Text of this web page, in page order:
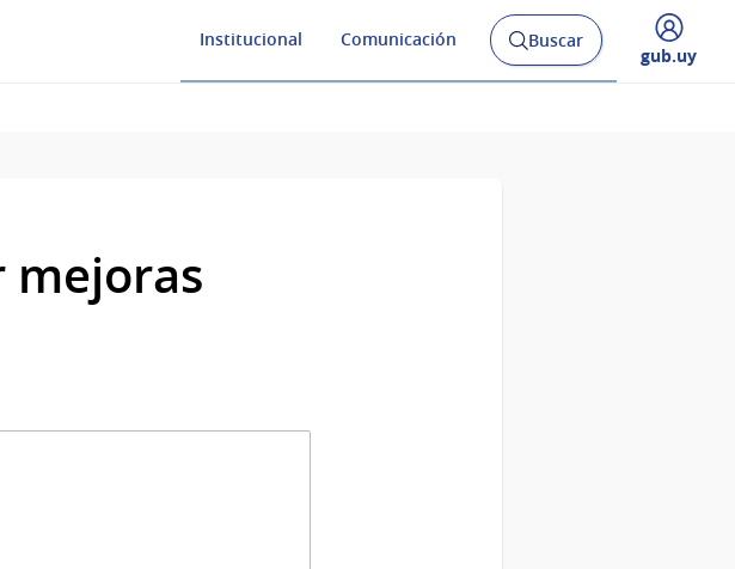
Institucional Comunicación
Abrir
buscador
Buscar
Desplegar
gub.uy
mejoras